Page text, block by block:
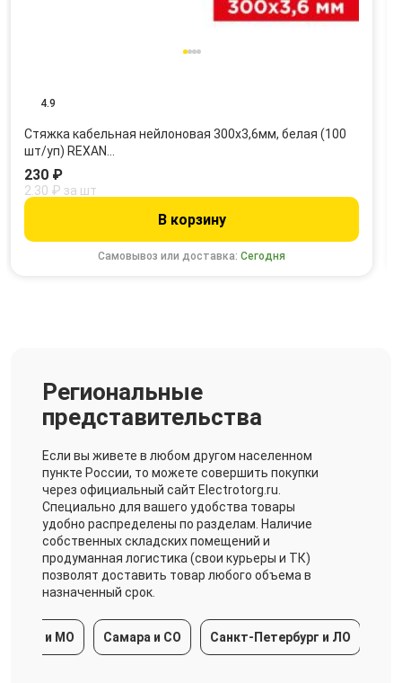
4.9
Стяжка кабельная нейлоновая 300x3,6мм, белая (100
шт/уп) REXAN…
Самовывоз или доставка:Сегодня
230 ₽
2.30 ₽ за шт
В корзину
Региональные
представительства
Если вы живете в любом другом населенном
пункте России, то можете совершить покупки
через официальный сайт Electrotorg.ru.
Специально для вашего удобства товары
удобно распределены по разделам. Наличие
собственных складских помещений и
продуманная логистика (свои курьеры и ТК)
позволят доставить товар любого объема в
назначенный срок.
и МО Самара и СО Санкт-Петербург и ЛО